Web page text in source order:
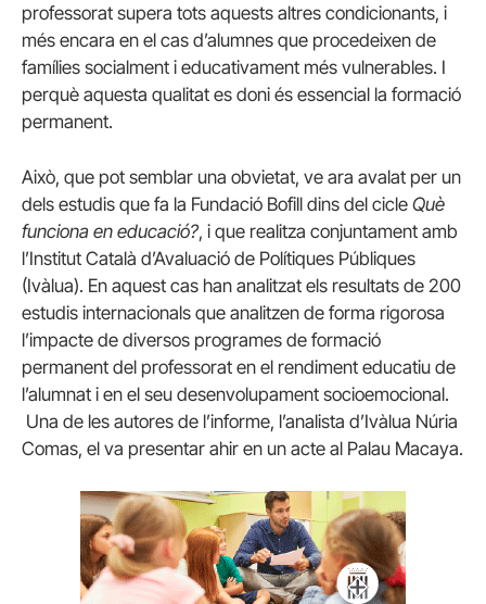
professorat supera tots aquests altres condicionants, i
més encara en el cas d’alumnes que procedeixen de
famílies socialment i educativament més vulnerables. I
perquè aquesta qualitat es doni és essencial la formació
permanent.
Això, que pot semblar una obvietat, ve ara avalat per un
dels estudis que fa la Fundació Bofill dins del cicle Què
funciona en educació?, i que realitza conjuntament amb
l’Institut Català d’Avaluació de Polítiques Públiques
(Ivàlua). En aquest cas han analitzat els resultats de 200
estudis internacionals que analitzen de forma rigorosa
l’impacte de diversos programes de formació
permanent del professorat en el rendiment educatiu de
l’alumnat i en el seu desenvolupament socioemocional.
Una de les autores de l’informe, l’analista d’Ivàlua Núria
Comas, el va presentar ahir en un acte al Palau Macaya.